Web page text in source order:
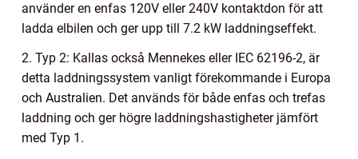
använder en enfas 120V eller 240V kontaktdon för att
ladda elbilen och ger upp till 7.2 kW laddningseffekt.
2. Typ 2: Kallas också Mennekes eller IEC 62196-2, är
detta laddningssystem vanligt förekommande i Europa
och Australien. Det används för både enfas och trefas
laddning och ger högre laddningshastigheter jämfört
med Typ 1.